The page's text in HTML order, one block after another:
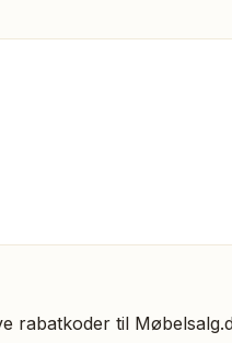
rabatkoder til